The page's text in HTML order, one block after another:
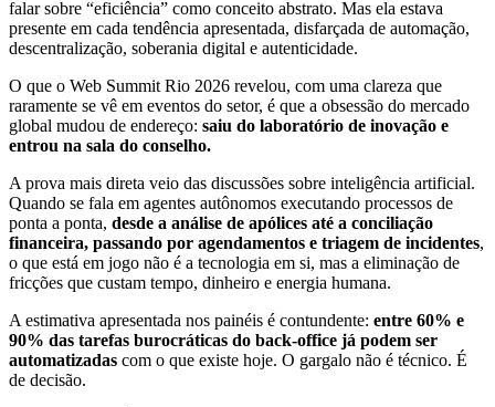
falar sobre “eficiência” como conceito abstrato. Mas ela estava
presente em cada tendência apresentada, disfarçada de automação,
descentralização, soberania digital e autenticidade.
O que o Web Summit Rio 2026 revelou, com uma clareza que
raramente se vê em eventos do setor, é que a obsessão do mercado
global mudou de endereço: saiu do laboratório de inovação e
entrou na sala do conselho.
A prova mais direta veio das discussões sobre inteligência artificial.
Quando se fala em agentes autônomos executando processos de
ponta a ponta, desde a análise de apólices até a conciliação
financeira, passando por agendamentos e triagem de incidentes,
o que está em jogo não é a tecnologia em si, mas a eliminação de
fricções que custam tempo, dinheiro e energia humana.
A estimativa apresentada nos painéis é contundente: entre 60% e
90% das tarefas burocráticas do back-office já podem ser
automatizadas com o que existe hoje. O gargalo não é técnico. É
de decisão.